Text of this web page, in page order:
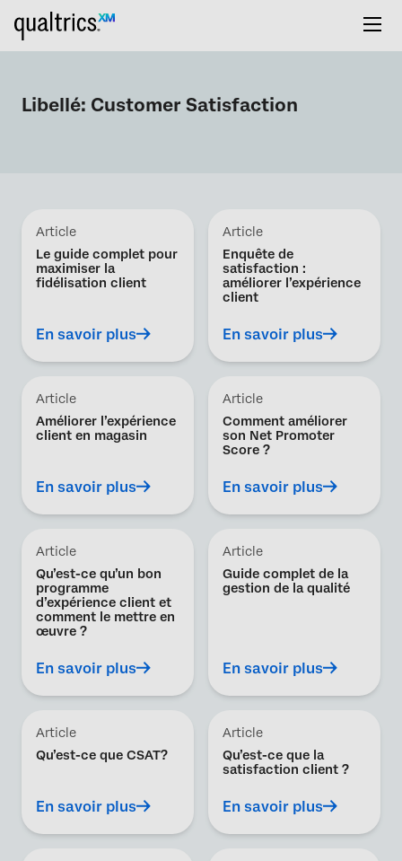
Libellé: Customer Satisfaction
Article
Le guide complet pour
maximiser la
fidélisation client
En savoir plus
Article
Enquête de
satisfaction :
améliorer l’expérience
client
En savoir plus
Article
Améliorer l’expérience
client en magasin
En savoir plus
Article
Comment améliorer
son Net Promoter
Score ?
En savoir plus
Article
Qu’est-ce qu’un bon
programme
d’expérience client et
comment le mettre en
œuvre ?
En savoir plus
Article
Guide complet de la
gestion de la qualité
En savoir plus
Article
Qu’est-ce que CSAT?
En savoir plus
Article
Qu’est-ce que la
satisfaction client ?
En savoir plus